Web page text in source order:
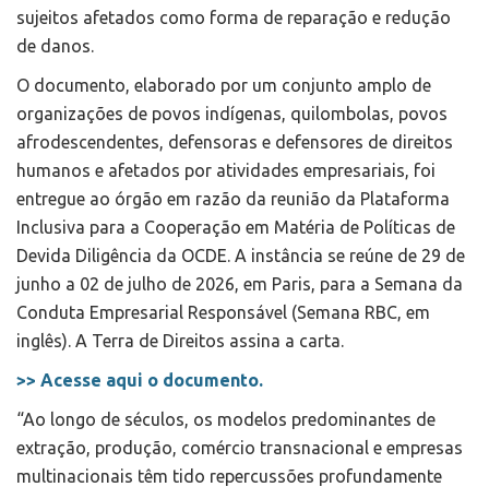
sujeitos afetados como forma de reparação e redução
de danos.
O documento, elaborado por um conjunto amplo de
organizações de povos indígenas, quilombolas, povos
afrodescendentes, defensoras e defensores de direitos
humanos e afetados por atividades empresariais, foi
entregue ao órgão em razão da reunião da Plataforma
Inclusiva para a Cooperação em Matéria de Políticas de
Devida Diligência da OCDE. A instância se reúne de 29 de
junho a 02 de julho de 2026, em Paris, para a Semana da
Conduta Empresarial Responsável (Semana RBC, em
inglês). A Terra de Direitos assina a carta.
>> Acesse aqui o documento.
“Ao longo de séculos, os modelos predominantes de
extração, produção, comércio transnacional e empresas
multinacionais têm tido repercussões profundamente